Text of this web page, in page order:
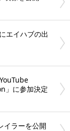
エイハブの出
」に参加決定
ラーを公開